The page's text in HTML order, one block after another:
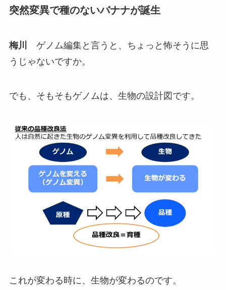
突然変異で種のないバナナが誕生
梅川
ゲノム編集と言うと、ちょっと怖そうに思
うじゃないですか。
でも、そもそもゲノムは、生物の設計図です。
これが変わる時に、生物が変わるのです。